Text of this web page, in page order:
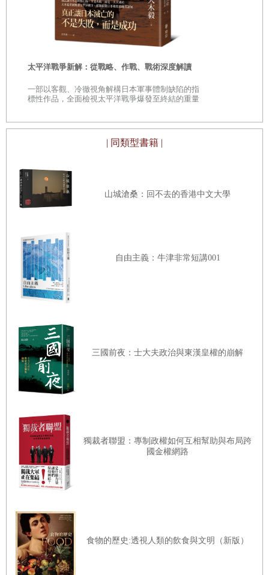
方、指甲是不是留太長等等。」
早苗入學後，在原口熱心的邀請下進入劍道社。他很自
他熱心指導社團，讚美他是「優秀教師」。
「原口老師深受眾人信任。」
沒經驗的人也能打進全國賽嗎？面對我的疑問，早苗的
母親惠子回答：「社員的確很努力，不過原口似乎是認為不
同於高手雲集的男性部門，國中的女子劍道社比較少，容易
她繼續說明：「我們這些家長原本也懷疑：『打進全國
賽有那麼重要嗎？』但是原口老師一直熱情地說服學生去參
加全國賽，最重要的是看到孩子們努力練習的模樣，我們也
愈來愈熱心加油。」
原口的指導十分嚴苛，學生們週末也必須練習與比賽。
休息時間短暫，又不能喝水，社員們紛紛因為貧血而昏倒。
暑假時還必須參加社團的讀書會，大部分時間都和原口一起
度過。聽到大家誇獎「劍道社的學生不但會劍道，也會念
書」「劍道社的學生文武雙全」，原口就心情大好。
另一方面，原口批評陸續辭去社團的學生是「輸家」
「沒毅力」。
「失敗會跟著她們一輩子。」
息。」
原口徹底貶低那些學生，誇獎留下來的成員是「了不起
的學生」。早苗也因此抱持扭曲的優越感，變得時時留意他
的臉色，提心吊膽。
太平洋戰爭新解：從戰略、作戰、戰術深度解讀
一部以客觀、冷徹視角解構日本軍事體制缺陷的指
標性作品，全面檢視太平洋戰爭爆發至終結的重量
| 同類型書籍 |
山城滄桑：回不去的香港中文大學
自由主義：牛津非常短講001
三國前夜：士大夫政治與東漢皇權的崩解
獨裁者聯盟：專制政權如何互相幫助與布局跨
國金權網路
食物的歷史:透視人類的飲食與文明（新版）